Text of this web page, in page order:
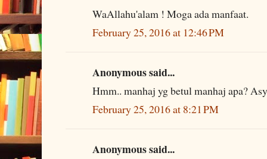
WaAllahu'alam ! Moga ada manfaat.
February 25, 2016 at 12:46 PM
Anonymous said...
Hmm.. manhaj yg betul manhaj apa?
February 25, 2016 at 8:21 PM
Anonymous said...